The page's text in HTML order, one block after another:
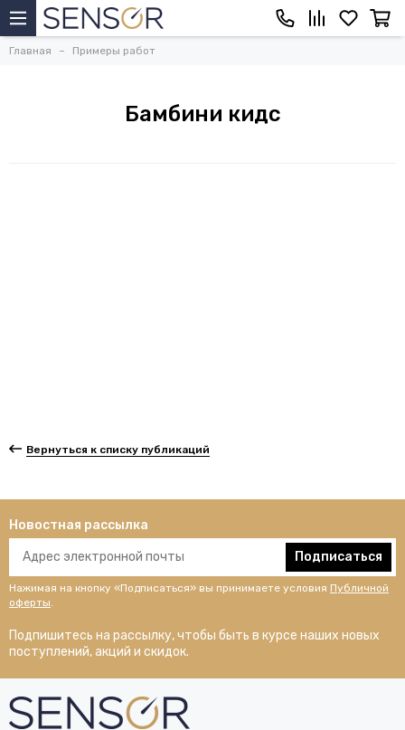
Главная Примеры работ
Бамбини кидс
Вернуться к списку публикаций
Новостная рассылка
Подписаться
Нажимая на кнопку «Подписаться» вы принимаете условия Публичной
оферты
Подпишитесь на рассылку, чтобы быть в курсе наших новых
поступлений, акций и скидок.